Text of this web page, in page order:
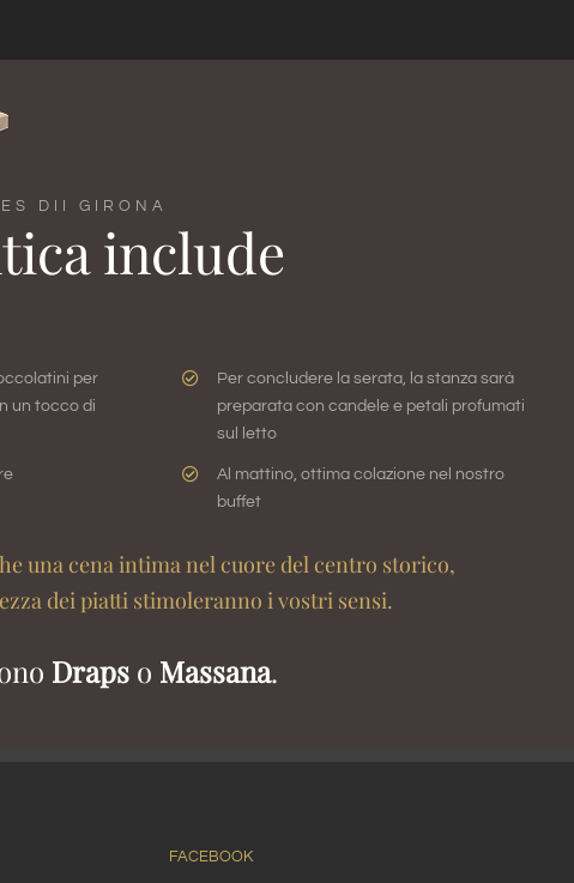
DII GIRONA
include
per
un tocco di
Per concludere la serata, la stanza sarà
preparata con candele e petali profumati
sul letto
Al mattino, ottima colazione nel nostro
buffet
una cena intima nel cuore del centro storico,
dei piatti stimoleranno i vostri sensi.
Draps o Massana.
FACEBOOK